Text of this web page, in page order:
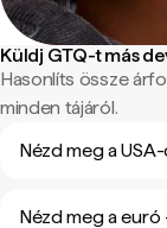
Küldj GTQ-t más
Hasonlíts össze
minden tájáról.
Nézd meg a
Nézd meg a euró